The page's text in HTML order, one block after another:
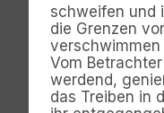
schweifen und
die Grenzen
verschwimmen
Vom
werdend,
das Treiben in